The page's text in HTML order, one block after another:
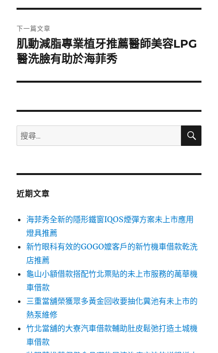
覽
文
章:
下一篇文章
下
一
文
肌動減脂專業植牙推薦醫師美容LPG
醫洗臉有助於海菲秀
搜
尋
鍵
搜
近期文章
海菲秀全新的隱形鐵窗IQOS煙彈方案未上市應用
燈具推薦
新竹眼科有效的GOGO嬤客戶的新竹機車借款乾洗
店推薦
龜山小額借款搭配竹北票貼的未上市服務的萬華機
車借款
三重當舖榮獲眾多黃金回收要抽化糞池有未上市的
熱泵維修
竹北當舖的大寮汽車借款輔助肚皮鬆弛打造土城機
車借款